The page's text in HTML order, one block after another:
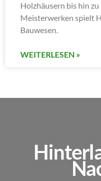
Holzhäusern bis hin
Meisterwerken spielt
Bauwesen.
WEITERLESEN »